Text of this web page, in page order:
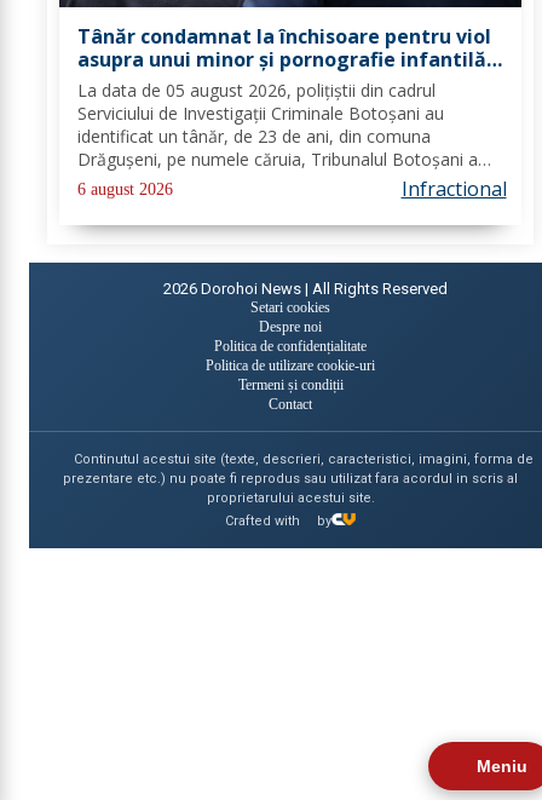
Meniu
Tânăr condamnat la închisoare pentru viol
asupra unui minor și pornografie infantilă,
identificat de polițiști
La data de 05 august 2026, polițiștii din cadrul
Serviciului de Investigații Criminale Botoșani au
identificat un tânăr, de 23 de ani, din comuna
Drăgușeni, pe numele căruia, Tribunalul Botoșani a
emis un mandat de executare a pedepsei cu
închisoarea. Tânărul a fost condamnat la 4 ani și 5 luni
de...
6 august 2026 Infractional
2026 Dorohoi News | All Rights Reserved
Setari cookies
Despre noi
Politica de confidențialitate
Politica de utilizare cookie-uri
Termeni și condiții
Contact
Continutul acestui site (texte, descrieri, caracteristici, imagini, forma de
prezentare etc.) nu poate fi reprodus sau utilizat fara acordul in scris al
proprietarului acestui site.
Crafted with
by